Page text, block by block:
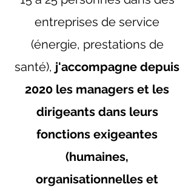
entreprises de service
(énergie, prestations de
santé), j'accompagne depuis
2020 les managers et les
dirigeants dans leurs
fonctions exigeantes
(humaines,
organisationnelles et